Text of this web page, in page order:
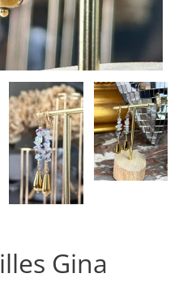
Gina